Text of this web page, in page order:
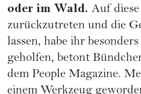
oder im Wald. Auf
zurückzutreten und die
lassen, habe ihr
geholfen, betont
dem People Magazine.
einem Werkzeug